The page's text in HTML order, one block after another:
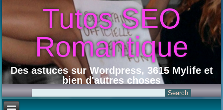
Tutos SEO
Romantique
Des astuces sur Wordpress, 3615 Mylife et
bien d'autres choses